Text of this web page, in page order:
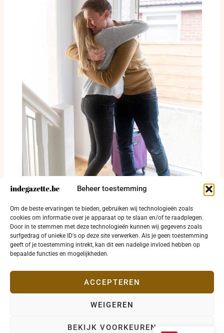
Beheer toestemming
Om de beste ervaringen te bieden, gebruiken wij technologieën zoals
cookies om informatie over je apparaat op te slaan en/of te raadplegen.
Door in te stemmen met deze technologieën kunnen wij gegevens zoals
surfgedrag of unieke ID's op deze site verwerken. Als je geen toestemming
geeft of je toestemming intrekt, kan dit een nadelige invloed hebben op
bepaalde functies en mogelijkheden.
ACCEPTEREN
WEIGEREN
BEKIJK VOORKEUREN
Gratis hulp voor zuiniger wonen in Diksmuide
8 april 2026
Copyright © 2026 indegazette.be |Privacy